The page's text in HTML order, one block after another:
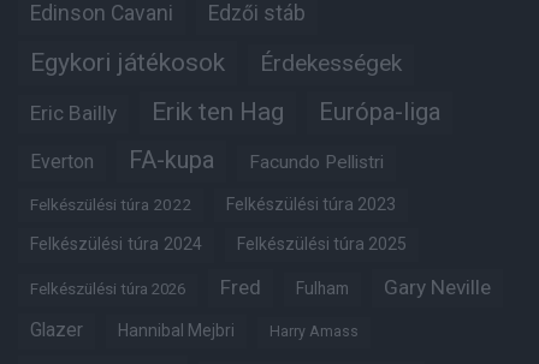
Edinson Cavani Edzői stáb
Egykori játékosok Érdekességek
Eric Bailly Erik ten Hag Európa-liga
Everton FA-kupa Facundo Pellistri
Felkészülési túra 2022 Felkészülési túra 2023
Felkészülési túra 2024 Felkészülési túra 2025
Felkészülési túra 2026 Fred Fulham Gary Neville
Glazer Hannibal Mejbri Harry Amass